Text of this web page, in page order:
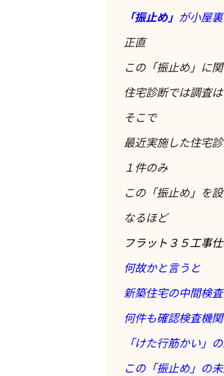
「振止め」 が小屋
正直
この「振止め」に
住宅診断では調査
そこで
最近実施した住宅
１件のみ
この「振止め」を
なるほど
フラット３５工事
何故かと言うと
新築住宅の中間検
何件も確認検査機
「けた行筋かい」
この「振止め」の